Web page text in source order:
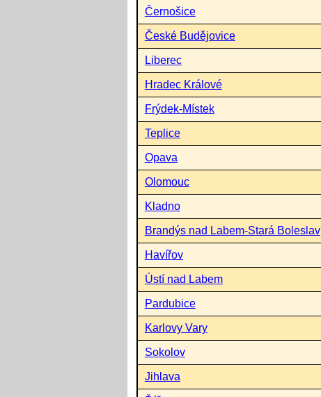
Černošice
České Budějovice
Liberec
Hradec Králové
Frýdek-Místek
Teplice
Opava
Olomouc
Kladno
Brandýs nad Labem-Stará Boleslav
Havířov
Ústí nad Labem
Pardubice
Karlovy Vary
Sokolov
Jihlava